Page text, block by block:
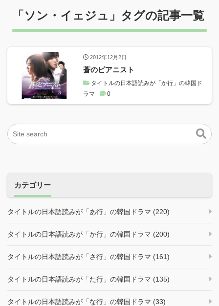
「ソン・イェジュ 」タグの記事一覧
2012年12月2日
蒼のピアニスト
タイトルの日本語読みが「か行」の韓国ド
ラマ
0
カテゴリー
タイトルの日本語読みが「あ行」の韓国ドラマ (220)
タイトルの日本語読みが「か行」の韓国ドラマ (200)
タイトルの日本語読みが「さ行」の韓国ドラマ (161)
タイトルの日本語読みが「た行」の韓国ドラマ (135)
タイトルの日本語読みが「な行」の韓国ドラマ (33)